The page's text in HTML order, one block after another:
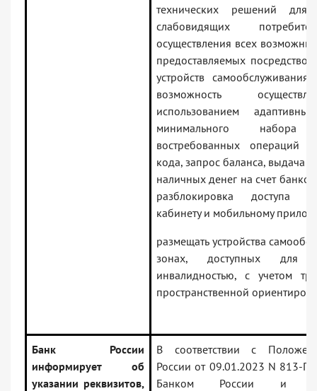
технических решений
слабовидящих
осуществления всех
предоставляемых
устройств самообслуживания,
возможность
использованием
минимального набора
востребованных операций
кода, запрос баланса, выдача
наличных денег на счет
разблокировка доступа
кабинету и мобильному
размещать устройства
зонах, доступных
инвалидностью, с учетом
пространственной
Банк России
информирует об
указании реквизитов,
В соответствии с
России от 09.01.2023 N 813-П
Банком России и